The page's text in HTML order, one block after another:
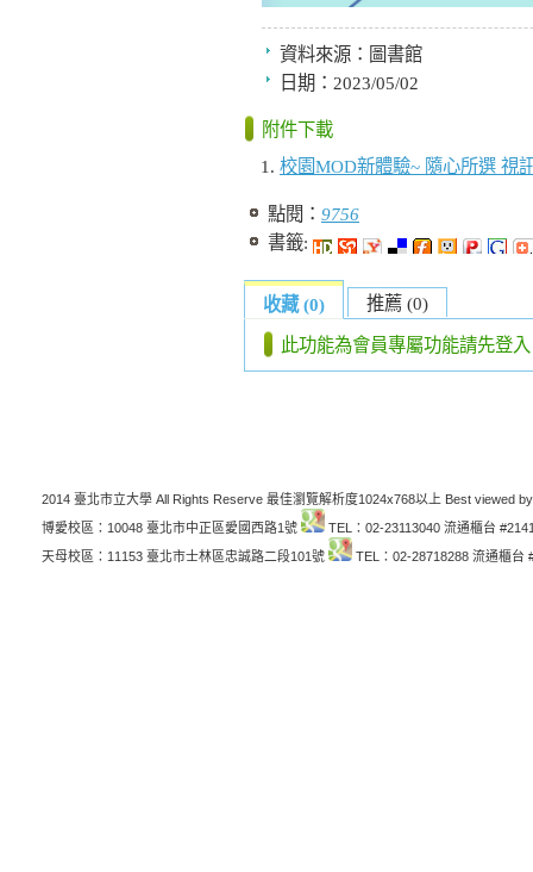
資料來源： 圖書館
日期： 2023/05/02
附件下載
校園MOD新體驗~ 隨心所選 視
點閱： 9756
書籤:
收藏 (0) 推薦 (0)
此功能為會員專屬功能請先登入
2014 臺北市立大學 All Rights Reserve 最佳瀏覽解析度1024x768以上 Best viewed
博愛校區：10048 臺北市中正區愛國西路1號
TEL：02-23113040 流通櫃台
天母校區：11153 臺北市士林區忠誠路二段101號
TEL：02-28718288 流通櫃台